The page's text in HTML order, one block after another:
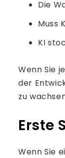
Die
Muss
KI
Wenn Sie
der
zu
Erste
Wenn Sie